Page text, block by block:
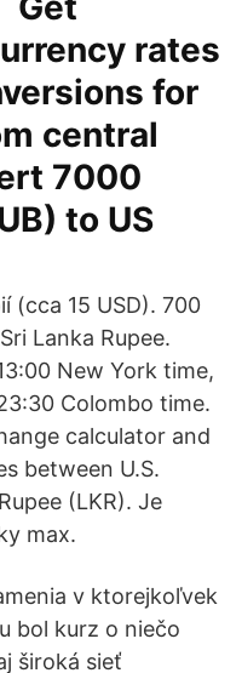
rates
for
central
7000
to US
(cca 15 USD). 700
Lanka Rupee.
New York time,
Colombo time.
calculator and
between U.S.
(LKR). Je
max.
v ktorejkoľvek
bol kurz o niečo
široká sieť